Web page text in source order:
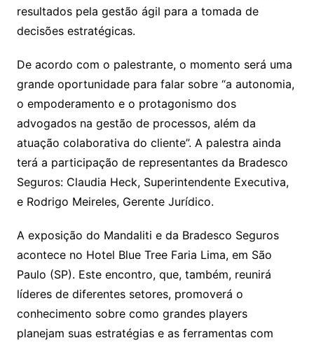
resultados pela gestão ágil para a tomada de
decisões estratégicas.
De acordo com o palestrante, o momento será uma
grande oportunidade para falar sobre “a autonomia,
o empoderamento e o protagonismo dos
advogados na gestão de processos, além da
atuação colaborativa do cliente”. A palestra ainda
terá a participação de representantes da Bradesco
Seguros: Claudia Heck, Superintendente Executiva,
e Rodrigo Meireles, Gerente Jurídico.
A exposição do Mandaliti e da Bradesco Seguros
acontece no Hotel Blue Tree Faria Lima, em São
Paulo (SP). Este encontro, que, também, reunirá
líderes de diferentes setores, promoverá o
conhecimento sobre como grandes players
planejam suas estratégias e as ferramentas com